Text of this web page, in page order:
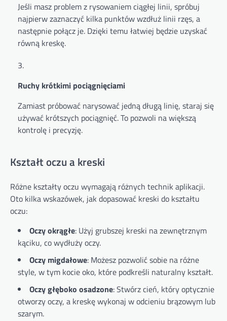
Jeśli masz problem z rysowaniem ciągłej linii, spróbuj
najpierw zaznaczyć kilka punktów wzdłuż linii rzęs, a
następnie połącz je. Dzięki temu łatwiej będzie uzyskać
równą kreskę.
Ruchy krótkimi pociągnięciami
Zamiast próbować narysować jedną długą linię, staraj się
używać krótszych pociągnięć. To pozwoli na większą
kontrolę i precyzję.
Kształt oczu a kreski
Różne kształty oczu wymagają różnych technik aplikacji.
Oto kilka wskazówek, jak dopasować kreski do kształtu
oczu:
Oczy okrągłe: Użyj grubszej kreski na zewnętrznym
kąciku, co wydłuży oczy.
Oczy migdałowe: Możesz pozwolić sobie na różne
style, w tym kocie oko, które podkreśli naturalny kształt.
Oczy głęboko osadzone: Stwórz cień, który optycznie
otworzy oczy, a kreskę wykonaj w odcieniu brązowym lub
szarym.